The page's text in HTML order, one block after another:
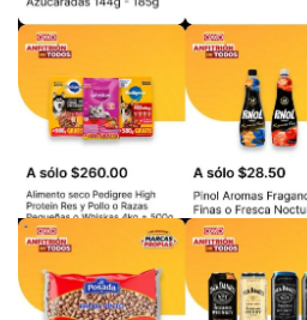
PUBLICIDAD